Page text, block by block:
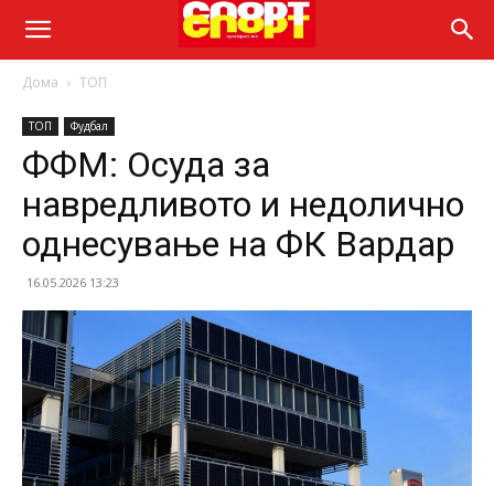
Дома ТОП
ТОП Фудбал
ФФМ: Осуда за
навредливото и недолично
однесување на ФК Вардар
16.05.2026 13:23